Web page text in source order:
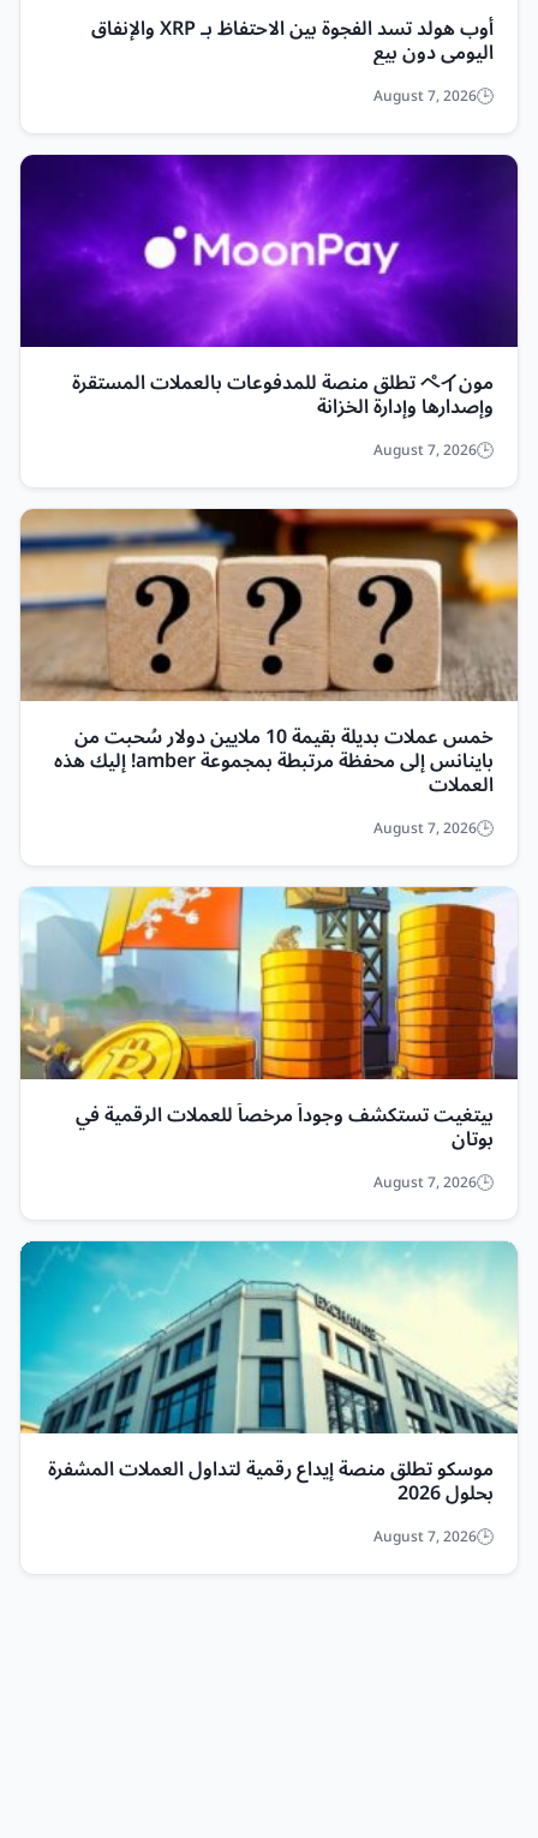
أوب هولد تسد الفجوة بين الاحتفاظ بـ XRP والإنفاق
اليومي دون بيع
August 7, 2026
مونペイ تطلق منصة للمدفوعات بالعملات المستقرة
وإصدارها وإدارة الخزانة
August 7, 2026
خمس عملات بديلة بقيمة 10 ملايين دولار سُحبت من
باينانس إلى محفظة مرتبطة بمجموعة amber! إليك هذه
العملات
August 7, 2026
بيتغيت تستكشف وجوداً مرخصاً للعملات الرقمية في
بوتان
August 7, 2026
موسكو تطلق منصة إيداع رقمية لتداول العملات المشفرة
بحلول 2026
August 7, 2026